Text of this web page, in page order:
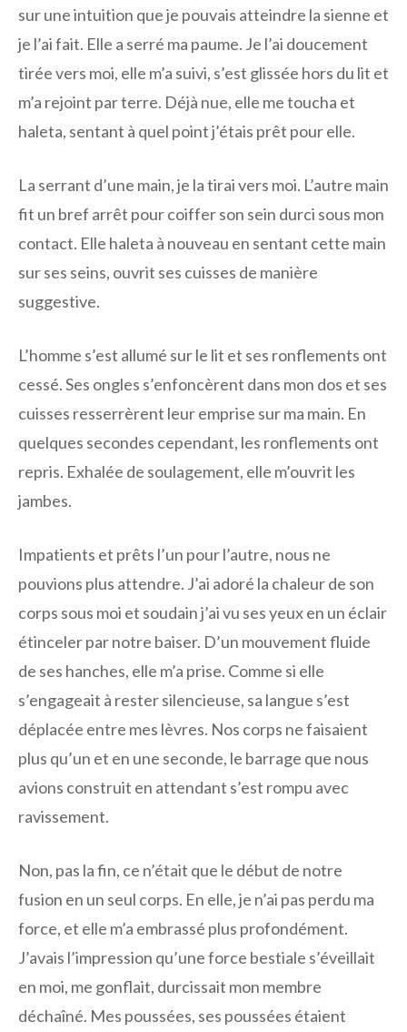
sur une intuition que je pouvais atteindre la sienne et
je l’ai fait. Elle a serré ma paume. Je l’ai doucement
tirée vers moi, elle m’a suivi, s’est glissée hors du lit et
m’a rejoint par terre. Déjà nue, elle me toucha et
haleta, sentant à quel point j’étais prêt pour elle.
La serrant d’une main, je la tirai vers moi. L’autre main
fit un bref arrêt pour coiffer son sein durci sous mon
contact. Elle haleta à nouveau en sentant cette main
sur ses seins, ouvrit ses cuisses de manière
suggestive.
L’homme s’est allumé sur le lit et ses ronflements ont
cessé. Ses ongles s’enfoncèrent dans mon dos et ses
cuisses resserrèrent leur emprise sur ma main. En
quelques secondes cependant, les ronflements ont
repris. Exhalée de soulagement, elle m’ouvrit les
jambes.
Impatients et prêts l’un pour l’autre, nous ne
pouvions plus attendre. J’ai adoré la chaleur de son
corps sous moi et soudain j’ai vu ses yeux en un éclair
étinceler par notre baiser. D’un mouvement fluide
de ses hanches, elle m’a prise. Comme si elle
s’engageait à rester silencieuse, sa langue s’est
déplacée entre mes lèvres. Nos corps ne faisaient
plus qu’un et en une seconde, le barrage que nous
avions construit en attendant s’est rompu avec
ravissement.
Non, pas la fin, ce n’était que le début de notre
fusion en un seul corps. En elle, je n’ai pas perdu ma
force, et elle m’a embrassé plus profondément.
J’avais l’impression qu’une force bestiale s’éveillait
en moi, me gonflait, durcissait mon membre
déchaîné. Mes poussées, ses poussées étaient